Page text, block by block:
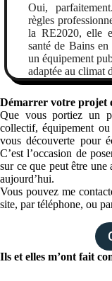
Oui,
règles
la RE2020, elle
santé de Bains
un équipement
adaptée au climat
Démarrer votre projet
Que vous portiez un
collectif, équipement
vous découverte pour
C’est l’occasion de
sur ce que peut être
aujourd’hui.
Vous pouvez me
site, par téléphone, ou
Ils et elles m’ont fait